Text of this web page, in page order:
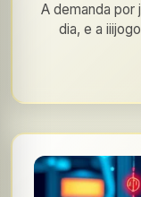
A demanda
dia, e a